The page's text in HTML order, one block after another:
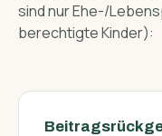
sind nur Ehe-/
berechtigte Kinder):